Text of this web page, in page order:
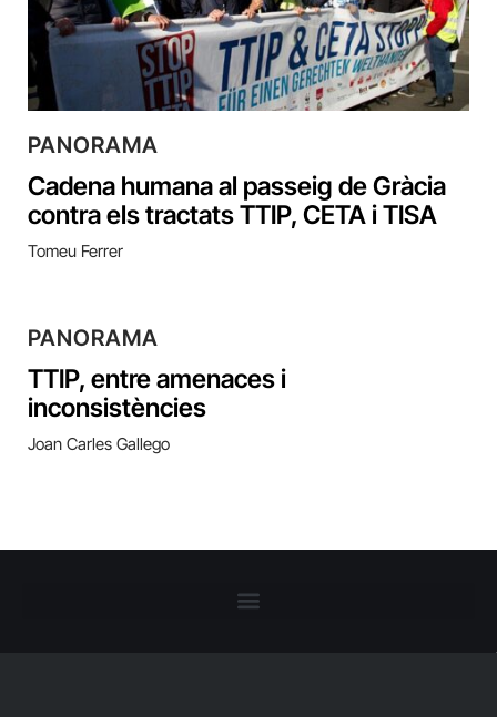
PANORAMA
Cadena humana al passeig de Gràcia
contra els tractats TTIP, CETA i TISA
Tomeu Ferrer
PANORAMA
TTIP, entre amenaces i
inconsistències
Joan Carles Gallego